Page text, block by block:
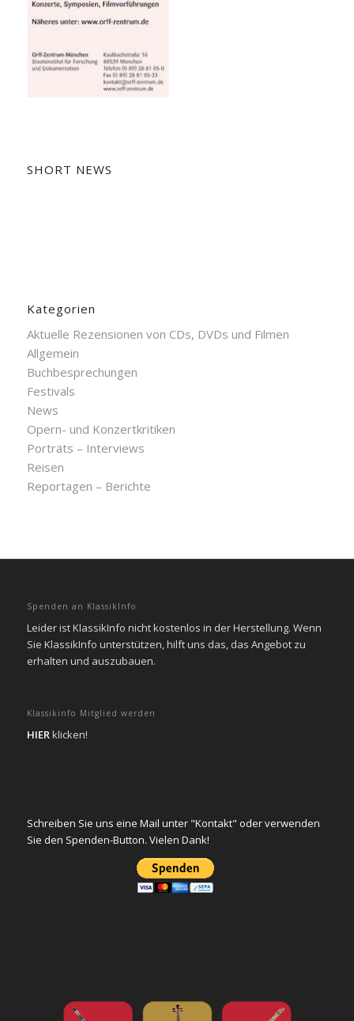
SHORT NEWS
Kategorien
Aktuelle Rezensionen von CDs, DVDs und Filmen
Allgemein
Buchbesprechungen
Festivals
News
Opern- und Konzertkritiken
Porträts – Interviews
Reisen
Reportagen – Berichte
Spenden an KlassikInfo
Leider ist KlassikInfo nicht kostenlos in der Herstellung. Wenn
Sie KlassikInfo unterstützen, hilft uns das, das Angebot zu
erhalten und auszubauen.
Klassikinfo Mitglied werden
HIERklicken!
Schreiben Sie uns eine Mail unter "Kontakt" oder verwenden
Sie den Spenden-Button. Vielen Dank!